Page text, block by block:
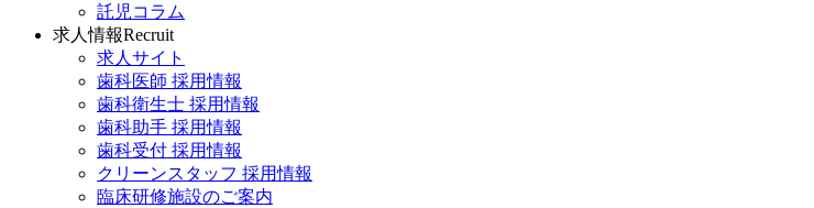
託児コラム
求人情報Recruit
求人サイト
歯科医師 採用情報
歯科衛生士 採用情報
歯科助手 採用情報
歯科受付 採用情報
クリーンスタッフ 採用情報
臨床研修施設のご案内